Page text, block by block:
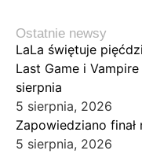
Ostatnie newsy
LaLa świętuje
Last Game i
sierpnia
5 sierpnia, 2026
Zapowiedziano
5 sierpnia, 2026